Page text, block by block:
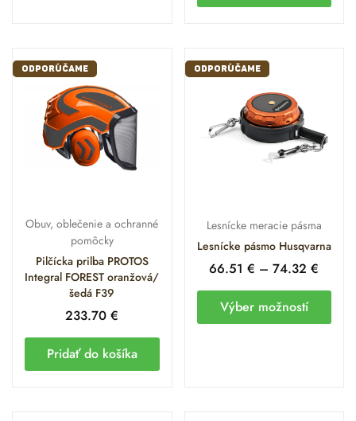
ODPORÚČAME
Obuv, oblečenie a ochranné
pomôcky
Pilčícka prilba PROTOS
Integral FOREST oranžová/
šedá F39
233.70€
Pridať do košíka
ODPORÚČAME
Lesnícke meracie pásma
Lesnícke pásmo Husqvarna
66.51€ – 74.32€
Výber možností